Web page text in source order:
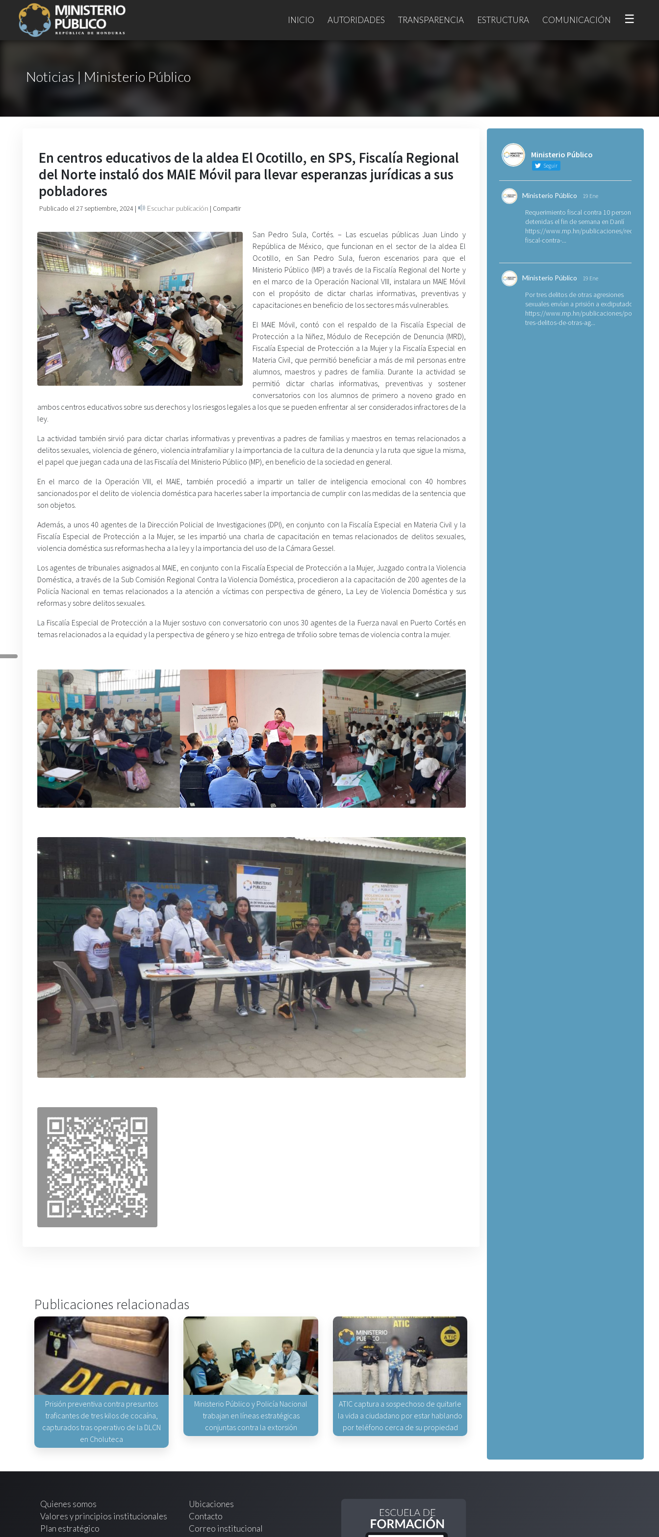
INICIO AUTORIDADES TRANSPARENCIA ESTRUCTURA COMUNICACIÓN ☰
Noticias | Ministerio Público
En centros educativos de la aldea El Ocotillo, en SPS, Fiscalía Regional
del Norte instaló dos MAIE Móvil para llevar esperanzas jurídicas a sus
pobladores
Publicado el 27 septiembre, 2024 | Escuchar publicación | Compartir
San Pedro Sula, Cortés. – Las escuelas públicas Juan Lindo y
República de México, que funcionan en el sector de la aldea El
Ocotillo, en San Pedro Sula, fueron escenarios para que el
Ministerio Público (MP) a través de la Fiscalía Regional del Norte y
en el marco de la Operación Nacional VIII, instalara un MAIE Móvil
con el propósito de dictar charlas informativas, preventivas y
capacitaciones en beneficio de los sectores más vulnerables.
El MAIE Móvil, contó con el respaldo de la Fiscalía Especial de
Protección a la Niñez, Módulo de Recepción de Denuncia (MRD),
Fiscalía Especial de Protección a la Mujer y la Fiscalía Especial en
Materia Civil, que permitió beneficiar a más de mil personas entre
alumnos, maestros y padres de familia. Durante la actividad se
permitió dictar charlas informativas, preventivas y sostener
conversatorios con los alumnos de primero a noveno grado en
ambos centros educativos sobre sus derechos y los riesgos legales a los que se pueden enfrentar al ser considerados infractores de la
ley.
La actividad también sirvió para dictar charlas informativas y preventivas a padres de familias y maestros en temas relacionados a
delitos sexuales, violencia de género, violencia intrafamiliar y la importancia de la cultura de la denuncia y la ruta que sigue la misma,
el papel que juegan cada una de las Fiscalía del Ministerio Público (MP), en beneficio de la sociedad en general.
En el marco de la Operación VIII, el MAIE, también procedió a impartir un taller de inteligencia emocional con 40 hombres
sancionados por el delito de violencia doméstica para hacerles saber la importancia de cumplir con las medidas de la sentencia que
son objetos.
Además, a unos 40 agentes de la Dirección Policial de Investigaciones (DPI), en conjunto con la Fiscalía Especial en Materia Civil y la
Fiscalía Especial de Protección a la Mujer, se les impartió una charla de capacitación en temas relacionados de delitos sexuales,
violencia doméstica sus reformas hecha a la ley y la importancia del uso de la Cámara Gessel.
Los agentes de tribunales asignados al MAIE, en conjunto con la Fiscalía Especial de Protección a la Mujer, Juzgado contra la Violencia
Doméstica, a través de la Sub Comisión Regional Contra la Violencia Doméstica, procedieron a la capacitación de 200 agentes de la
Policía Nacional en temas relacionados a la atención a víctimas con perspectiva de género, La Ley de Violencia Doméstica y sus
reformas y sobre delitos sexuales.
La Fiscalía Especial de Protección a la Mujer sostuvo con conversatorio con unos 30 agentes de la Fuerza naval en Puerto Cortés en
temas relacionados a la equidad y la perspectiva de género y se hizo entrega de trifolio sobre temas de violencia contra la mujer.
Publicaciones relacionadas
Prisión preventiva contra presuntos
traficantes de tres kilos de cocaína,
capturados tras operativo de la DLCN
en Choluteca
Ministerio Público y Policía Nacional
trabajan en líneas estratégicas
conjuntas contra la extorsión
ATIC captura a sospechoso de quitarle
la vida a ciudadano por estar hablando
por teléfono cerca de su propiedad
Ministerio Público
Seguir
Ministerio Público 19 Ene
Requerimiento fiscal contra 10 personas
detenidas el fin de semana en Danlí
https://www.mp.hn/publicaciones/
fiscal-contra-...
Ministerio Público 19 Ene
Por tres delitos de otras agresiones
sexuales envían a prisión a exdiputado
https://www.mp.hn/publicaciones/por-
tres-delitos-de-otras-ag...
Quienes somos
Valores y principios institucionales
Plan estratégico
Ubicaciones
Contacto
Correo institucional